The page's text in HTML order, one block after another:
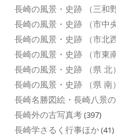
長崎の風景・史跡 （三和
長崎の風景・史跡 （市中央
長崎の風景・史跡 （市北西
長崎の風景・史跡 （市東南
長崎の風景・史跡 （県 北）
長崎の風景・史跡 （県 南）
長崎名勝図絵・長崎八景
長崎外の古写真考(397)
長崎学さるく行事ほか(41)